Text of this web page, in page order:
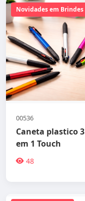
Novidades em Brindes
00536
Caneta plastico 3
em 1 Touch
48